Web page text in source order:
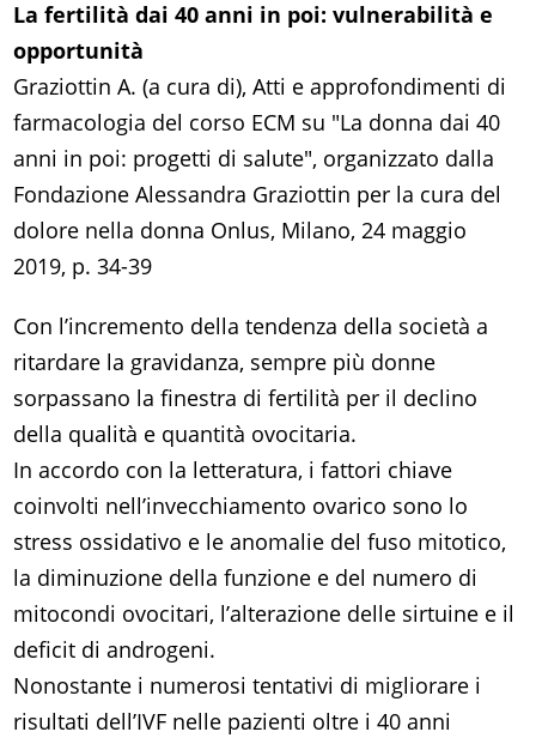
La fertilità dai 40 anni in poi: vulnerabilità e
opportunità
Graziottin A. (a cura di), Atti e approfondimenti di
farmacologia del corso ECM su "La donna dai 40
anni in poi: progetti di salute", organizzato dalla
Fondazione Alessandra Graziottin per la cura del
dolore nella donna Onlus, Milano, 24 maggio
2019, p. 34-39
Con l’incremento della tendenza della società a
ritardare la gravidanza, sempre più donne
sorpassano la finestra di fertilità per il declino
della qualità e quantità ovocitaria.
In accordo con la letteratura, i fattori chiave
coinvolti nell’invecchiamento ovarico sono lo
stress ossidativo e le anomalie del fuso mitotico,
la diminuzione della funzione e del numero di
mitocondi ovocitari, l’alterazione delle sirtuine e il
deficit di androgeni.
Nonostante i numerosi tentativi di migliorare i
risultati dell’IVF nelle pazienti oltre i 40 anni